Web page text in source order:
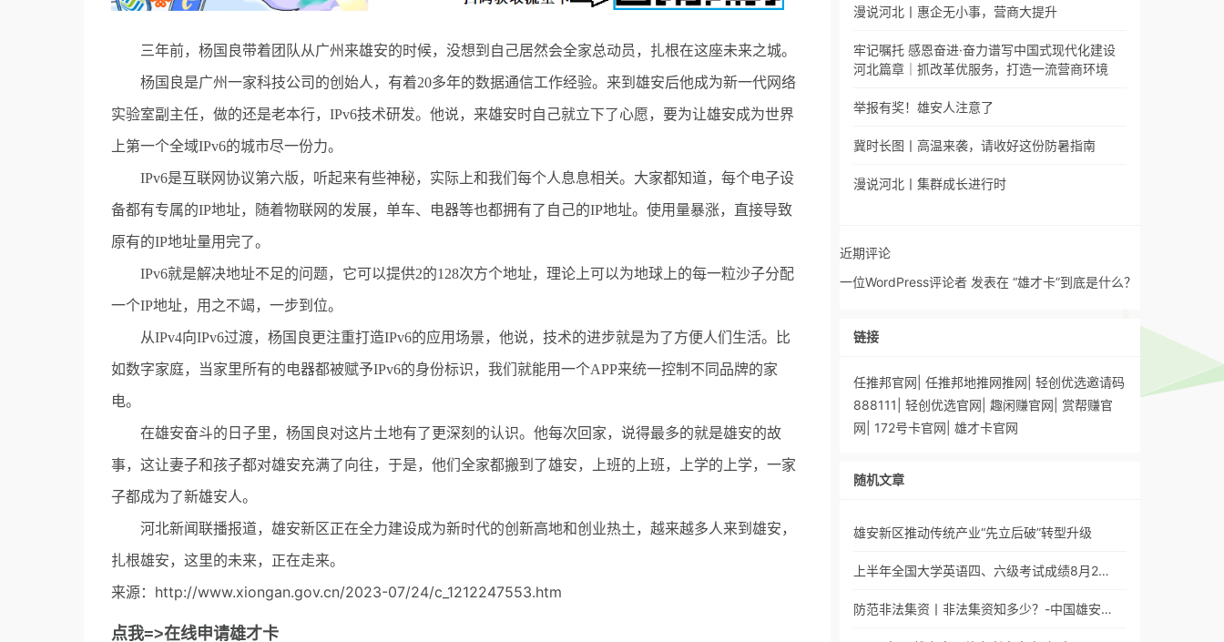
三年前，杨国良带着团队从广州来雄安的时候，没想到自己居然会全家总动员，扎根在这座未来之城。
杨国良是广州一家科技公司的创始人，有着20多年的数据通信工作经验。来到雄安后他成为新一代网络
实验室副主任，做的还是老本行，IPv6技术研发。他说，来雄安时自己就立下了心愿，要为让雄安成为世界
上第一个全域IPv6的城市尽一份力。
IPv6是互联网协议第六版，听起来有些神秘，实际上和我们每个人息息相关。大家都知道，每个电子设
备都有专属的IP地址，随着物联网的发展，单车、电器等也都拥有了自己的IP地址。使用量暴涨，直接导致
原有的IP地址量用完了。
IPv6就是解决地址不足的问题，它可以提供2的128次方个地址，理论上可以为地球上的每一粒沙子分配
一个IP地址，用之不竭，一步到位。
从IPv4向IPv6过渡，杨国良更注重打造IPv6的应用场景，他说，技术的进步就是为了方便人们生活。比
如数字家庭，当家里所有的电器都被赋予IPv6的身份标识，我们就能用一个APP来统一控制不同品牌的家
电。
在雄安奋斗的日子里，杨国良对这片土地有了更深刻的认识。他每次回家，说得最多的就是雄安的故
事，这让妻子和孩子都对雄安充满了向往，于是，他们全家都搬到了雄安，上班的上班，上学的上学，一家
子都成为了新雄安人。
河北新闻联播报道，雄安新区正在全力建设成为新时代的创新高地和创业热土，越来越多人来到雄安，
扎根雄安，这里的未来，正在走来。
来源：http://www.xiongan.gov.cn/2023-07/24/c_1212247553.htm
点我=>在线申请雄才卡
漫说河北丨惠企无小事，营商大提升
牢记嘱托 感恩奋进·奋力谱写中国式现代化建设
河北篇章｜抓改革优服务，打造一流营商环境
举报有奖！雄安人注意了
冀时长图丨高温来袭，请收好这份防暑指南
漫说河北丨集群成长进行时
近期评论
一位WordPress评论者 发表在 “雄才卡”到底是什么？
链接
任推邦官网 任推邦地推网推网 轻创优选邀请码
888111
轻创优选官网 趣闲赚官网
赏帮赚官
网
172号卡官网 雄才卡官网
随机文章
雄安新区推动传统产业“先立后破”转型升级
上半年全国大学英语四、六级考试成绩8月2…
防范非法集资丨非法集资知多少？-中国雄安…